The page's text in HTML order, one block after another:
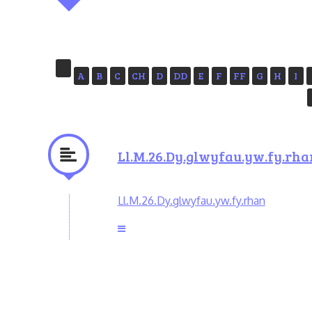
A B C CH D DD E F FF G H I
Ll.M.26.Dy.glwyfau.yw.fy.rhan